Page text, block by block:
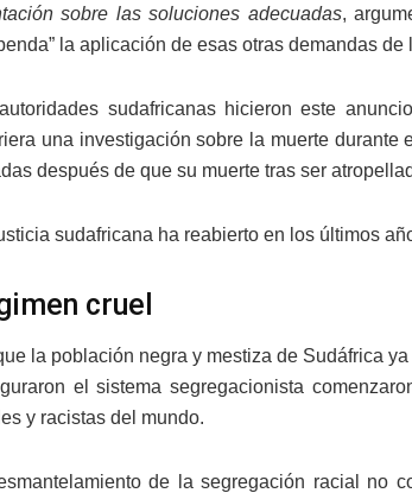
sobre las soluciones adecuadas,
la aplicación de esas otras demandas
sudafricanas hicieron este
una investigación sobre la muerte durante
después de que su muerte tras ser
sudafricana ha reabierto en los últimos
cruel
la población negra y mestiza de Sudáfrica
el sistema segregacionista
y racistas del mundo.
de la segregación racial no